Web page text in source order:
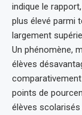
indique le
plus élevé parmi
largement
Un phénomène,
élèves
points de
élèves